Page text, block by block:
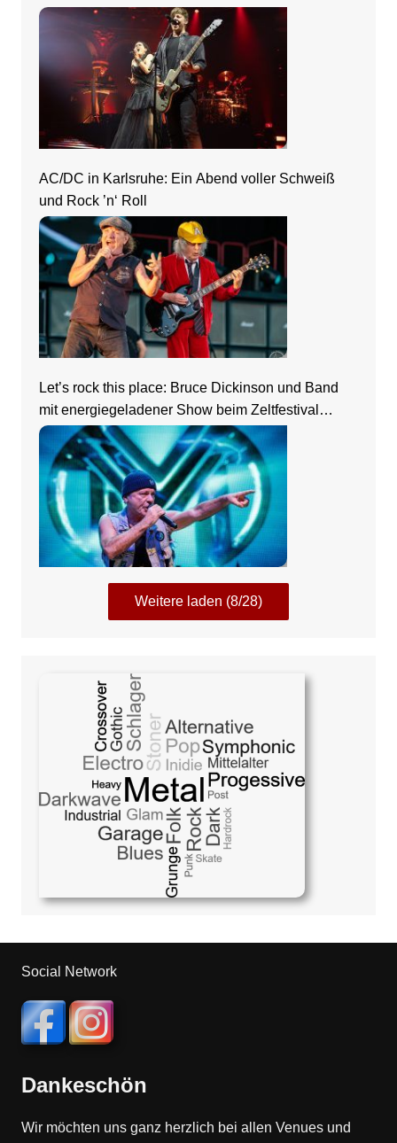
AC/DC in Karlsruhe: Ein Abend voller Schweiß
und Rock ’n‘ Roll
Let’s rock this place: Bruce Dickinson und Band
mit energiegeladener Show beim Zeltfestival
Rhein-Neckar
Weitere laden (8/28)
Social Network
Dankeschön
Wir möchten uns ganz herzlich bei allen Venues und